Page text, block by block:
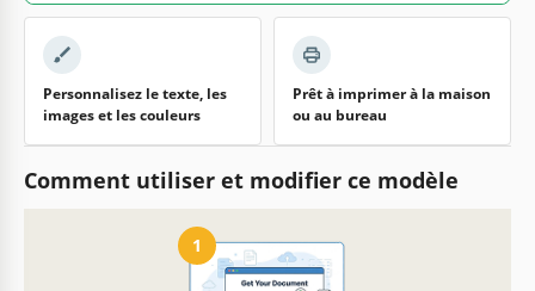
Personnalisez le texte, les
images et les couleurs
Prêt à imprimer à la maison
ou au bureau
Comment utiliser et modifier ce modèle
1